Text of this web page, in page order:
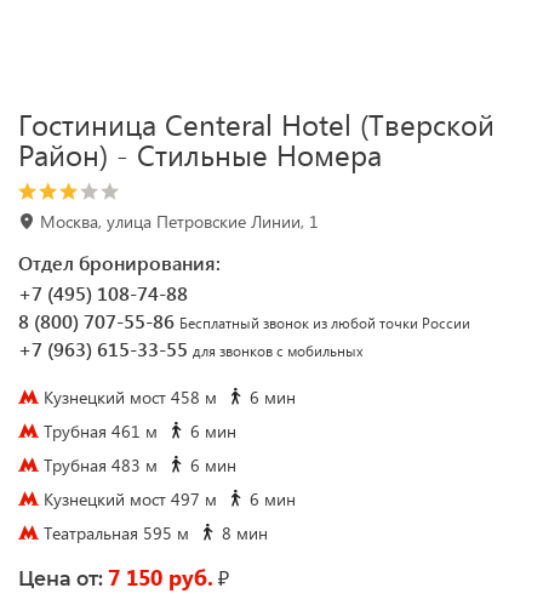
Гостиница Centeral Hotel (Тверской
Район) - Стильные Номера
Москва, улица Петровские Линии, 1
Отдел бронирования:
+7 (495) 108-74-88
8 (800) 707-55-86 Бесплатный звонок из любой точки России
+7 (963) 615-33-55 для звонков с мобильных
Кузнецкий мост 458 м
6 мин
Трубная 461 м
6 мин
Трубная 483 м
6 мин
Кузнецкий мост 497 м
6 мин
Театральная 595 м
8 мин
Цена от: 7 150 руб. ₽